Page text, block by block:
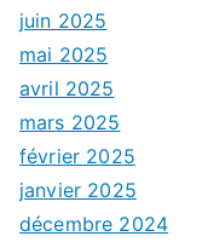
juin 2025
mai 2025
avril 2025
mars 2025
février 2025
janvier 2025
décembre 2024